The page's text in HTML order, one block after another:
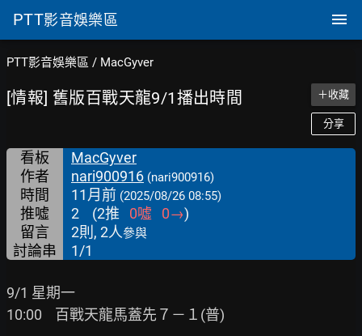
PTT影音娛樂區
PTT影音娛樂區 / MacGyver
[情報] 舊版百戰天龍9/1播出時間 ＋收藏
分享
看板
MacGyver
作者
nari900916 (nari900916)
時間 11月前 (2025/08/26 08:55)
推噓 2 (2推 0噓 0→)
留言
2則, 2人參與
討論串 1/1
9/1 星期一
10:00    百戰天龍馬蓋先７－１(普)